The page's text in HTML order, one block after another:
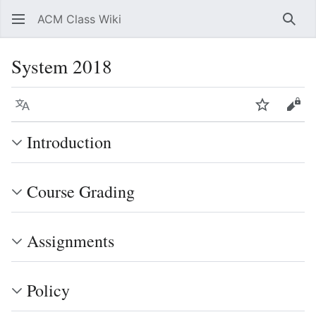
ACM Class Wiki 搜索
System 2018
语言 监视 查
Introduction
Course Grading
Assignments
Policy